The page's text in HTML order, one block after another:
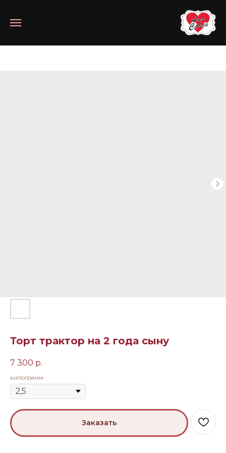
Торт трактор на 2 года сыну
7 300 р.
килограмм
Заказать